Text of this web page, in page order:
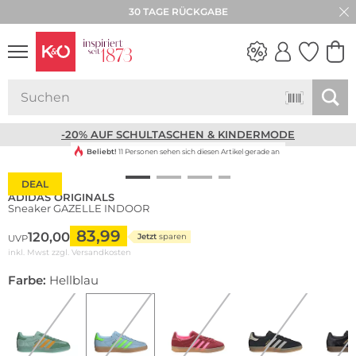
30 TAGE RÜCKGABE
-20% AUF SCHULTASCHEN & KINDERMODE
DEAL
Beliebt! 11 Personen sehen sich diesen Artikel gerade an
ADIDAS ORIGINALS
Sneaker GAZELLE INDOOR
UVP120,00 83,99 Jetzt sparen
inkl. Mwst zzgl. Versandkosten
Farbe: Hellblau